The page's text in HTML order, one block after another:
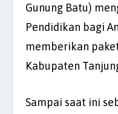
Gunung Batu)
Pendidikan bagi
memberikan
Kabupaten
Sampai saat ini